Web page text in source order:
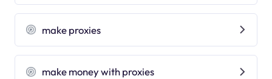
make proxies
make money with proxies